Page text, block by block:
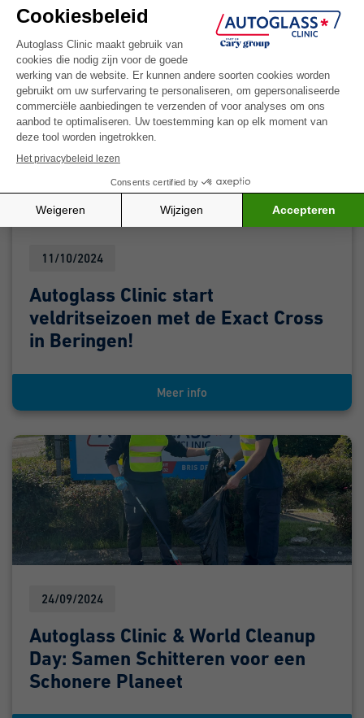
Meer info
11/10/2024
Autoglass Clinic start
veldritseizoen met de Exact Cross
in Beringen!
Meer info
24/09/2024
Autoglass Clinic & World Cleanup
Day: Samen Schitteren voor een
Schonere Planeet